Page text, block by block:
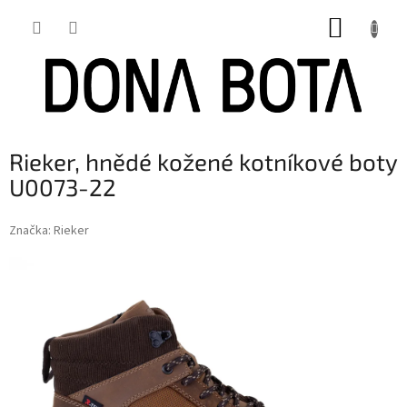
Rieker, hnědé kožené kotníkové boty
U0073-22
Značka: Rieker